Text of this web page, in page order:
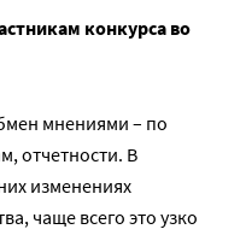
конкурса во
мнениями – по
отчетности. В
изменениях
чаще всего это узко